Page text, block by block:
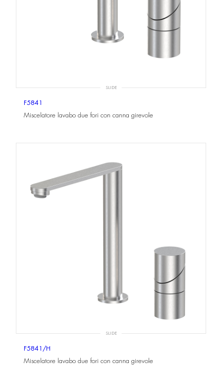
SLIDE
F5841
Miscelatore lavabo due fori con canna girevole
SLIDE
F5841/H
Miscelatore lavabo due fori con canna girevole